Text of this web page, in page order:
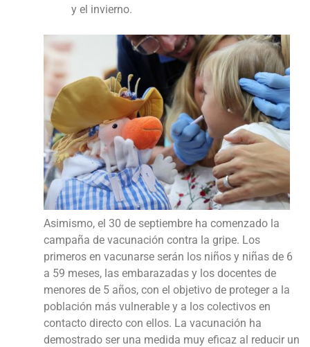
y el invierno.
Asimismo, el 30 de septiembre ha comenzado la
campaña de vacunación contra la gripe. Los
primeros en vacunarse serán los niños y niñas de 6
a 59 meses, las embarazadas y los docentes de
menores de 5 años, con el objetivo de proteger a la
población más vulnerable y a los colectivos en
contacto directo con ellos. La vacunación ha
demostrado ser una medida muy eficaz al reducir un